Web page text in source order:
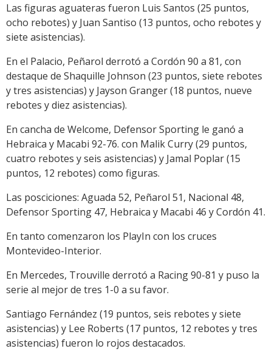
Las figuras aguateras fueron Luis Santos (25 puntos,
ocho rebotes) y Juan Santiso (13 puntos, ocho rebotes y
siete asistencias).
En el Palacio, Peñarol derrotó a Cordón 90 a 81, con
destaque de Shaquille Johnson (23 puntos, siete rebotes
y tres asistencias) y Jayson Granger (18 puntos, nueve
rebotes y diez asistencias).
En cancha de Welcome, Defensor Sporting le ganó a
Hebraica y Macabi 92-76. con Malik Curry (29 puntos,
cuatro rebotes y seis asistencias) y Jamal Poplar (15
puntos, 12 rebotes) como figuras.
Las posciciones: Aguada 52, Peñarol 51, Nacional 48,
Defensor Sporting 47, Hebraica y Macabi 46 y Cordón 41.
En tanto comenzaron los PlayIn con los cruces
Montevideo-Interior.
En Mercedes, Trouville derrotó a Racing 90-81 y puso la
serie al mejor de tres 1-0 a su favor.
Santiago Fernández (19 puntos, seis rebotes y siete
asistencias) y Lee Roberts (17 puntos, 12 rebotes y tres
asistencias) fueron lo rojos destacados.